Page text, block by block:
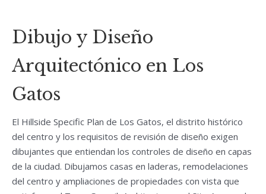
Dibujo y Diseño
Arquitectónico en Los
Gatos
El Hillside Specific Plan de Los Gatos, el distrito histórico
del centro y los requisitos de revisión de diseño exigen
dibujantes que entiendan los controles de diseño en capas
de la ciudad. Dibujamos casas en laderas, remodelaciones
del centro y ampliaciones de propiedades con vista que